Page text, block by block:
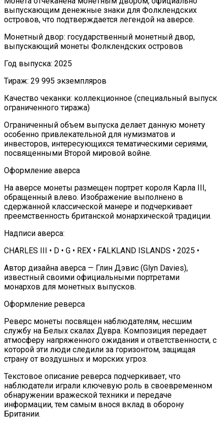
выпускающим денежные знаки для Фолклендских
островов, что подтверждается легендой на аверсе.
Монетный двор: государственный монетный двор,
выпускающий монеты Фолклендских островов
Год выпуска: 2025
Тираж: 29 995 экземпляров
Качество чеканки: коллекционное (специальный выпуск
ограниченного тиража)
Ограниченный объем выпуска делает данную монету
особенно привлекательной для нумизматов и
инвесторов, интересующихся тематическими сериями,
посвященными Второй мировой войне.
Оформление аверса
На аверсе монеты размещен портрет короля Карла III,
обращенный влево. Изображение выполнено в
сдержанной классической манере и подчеркивает
преемственность британской монархической традиции.
Надписи аверса:
CHARLES III • D • G • REX • FALKLAND ISLANDS • 2025 •
Автор дизайна аверса — Глин Дэвис (Glyn Davies),
известный своими официальными портретами
монархов для монетных выпусков.
Оформление реверса
Реверс монеты посвящен наблюдателям, несшим
службу на Белых скалах Дувра. Композиция передает
атмосферу напряженного ожидания и ответственности, с
которой эти люди следили за горизонтом, защищая
страну от воздушных и морских угроз.
Текстовое описание реверса подчеркивает, что
наблюдатели играли ключевую роль в своевременном
обнаружении вражеской техники и передаче
информации, тем самым внося вклад в оборону
Британии.